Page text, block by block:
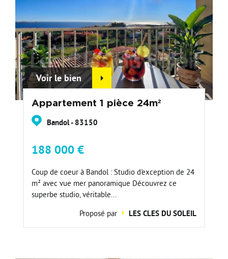
Voir le bien
Appartement 1 pièce 24m²
Bandol - 83150
188 000 €
Coup de coeur à Bandol : Studio d'exception de 24
m² avec vue mer panoramique Découvrez ce
superbe studio, véritable...
Proposé par
LES CLES DU SOLEIL